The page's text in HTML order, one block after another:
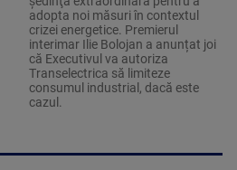
adopta noi măsuri în contextul
crizei energetice. Premierul
interimar Ilie Bolojan a anunțat joi
că Executivul va autoriza
Transelectrica să limiteze
consumul industrial, dacă este
cazul.